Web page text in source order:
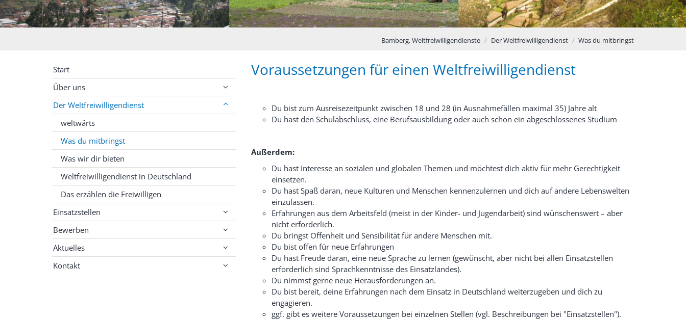
Bamberg, Weltfreiwilligendienste Der Weltfreiwilligendienst Was du mitbringst
Voraussetzungen für einen Weltfreiwilligendienst
Du bist zum Ausreisezeitpunkt zwischen 18 und 28 (in Ausnahmefällen maximal 35) Jahre alt
Du hast den Schulabschluss, eine Berufsausbildung oder auch schon ein abgeschlossenes Studium
Außerdem:
Du hast Interesse an sozialen und globalen Themen und möchtest dich aktiv für mehr Gerechtigkeit
einsetzen.
Du hast Spaß daran, neue Kulturen und Menschen kennenzulernen und dich auf andere Lebenswelten
einzulassen.
Erfahrungen aus dem Arbeitsfeld (meist in der Kinder- und Jugendarbeit) sind wünschenswert – aber
nicht erforderlich.
Du bringst Offenheit und Sensibilität für andere Menschen mit.
Du bist offen für neue Erfahrungen
Du hast Freude daran, eine neue Sprache zu lernen (gewünscht, aber nicht bei allen Einsatzstellen
erforderlich sind Sprachkenntnisse des Einsatzlandes).
Du nimmst gerne neue Herausforderungen an.
Du bist bereit, deine Erfahrungen nach dem Einsatz in Deutschland weiterzugeben und dich zu
engagieren.
ggf. gibt es weitere Voraussetzungen bei einzelnen Stellen (vgl. Beschreibungen bei "Einsatzstellen").
Start
Über uns
Der Weltfreiwilligendienst
weltwärts
Was du mitbringst
Was wir dir bieten
Weltfreiwilligendienst in Deutschland
Das erzählen die Freiwilligen
Einsatzstellen
Bewerben
Aktuelles
Kontakt